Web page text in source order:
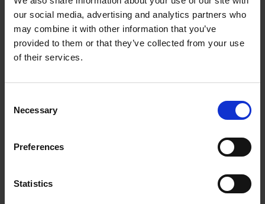
our social media, advertising and analytics partners who
may combine it with other information that you’ve
provided to them or that they’ve collected from your use
of their services.
Selection
Necessary
Preferences
Statistics
与上层控制与监测系统进行 OPC UA 集成
通过现有电源线路传输数据
在产品查找器中了解更多